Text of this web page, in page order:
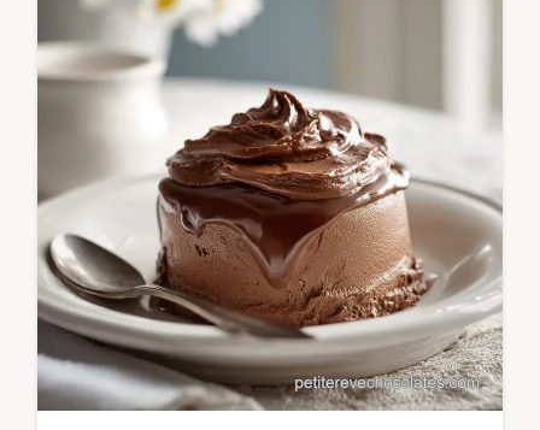
NESTLÉ pour 6 personnes, facile et rapide.
Découvrez notre checklist des erreurs
courantes pour une texture parfaite.